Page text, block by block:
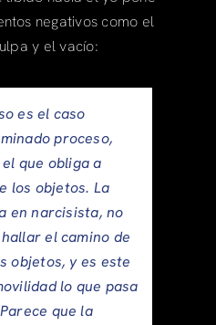
negativos como el
y el vacío:
es el caso
proceso,
que obliga a
los objetos. La
en narcisista, no
el camino de
objetos, y es este
lo que pasa
que la